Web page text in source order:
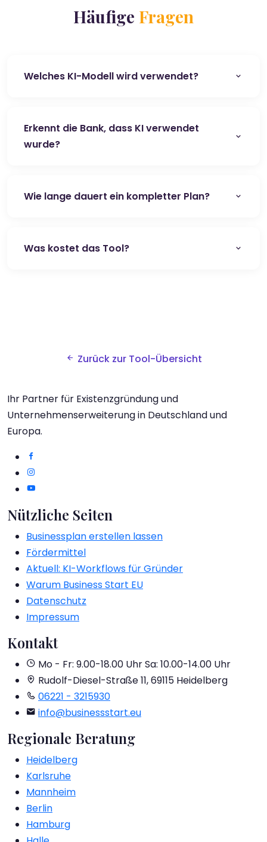
Häufige Fragen
Welches KI-Modell wird verwendet?
Erkennt die Bank, dass KI verwendet
wurde?
Wie lange dauert ein kompletter Plan?
Was kostet das Tool?
Zurück zur Tool-Übersicht
Ihr Partner für Existenzgründung und
Unternehmenserweiterung in Deutschland und
Europa.
Nützliche Seiten
Businessplan erstellen lassen
Fördermittel
Aktuell: KI-Workflows für Gründer
Warum Business Start EU
Datenschutz
Impressum
Kontakt
Mo - Fr: 9.00-18.00 UhrSa: 10.00-14.00 Uhr
Rudolf-Diesel-Straße 11, 69115 Heidelberg
06221 - 3215930
info@businessstart.eu
Regionale Beratung
Heidelberg
Karlsruhe
Mannheim
Berlin
Hamburg